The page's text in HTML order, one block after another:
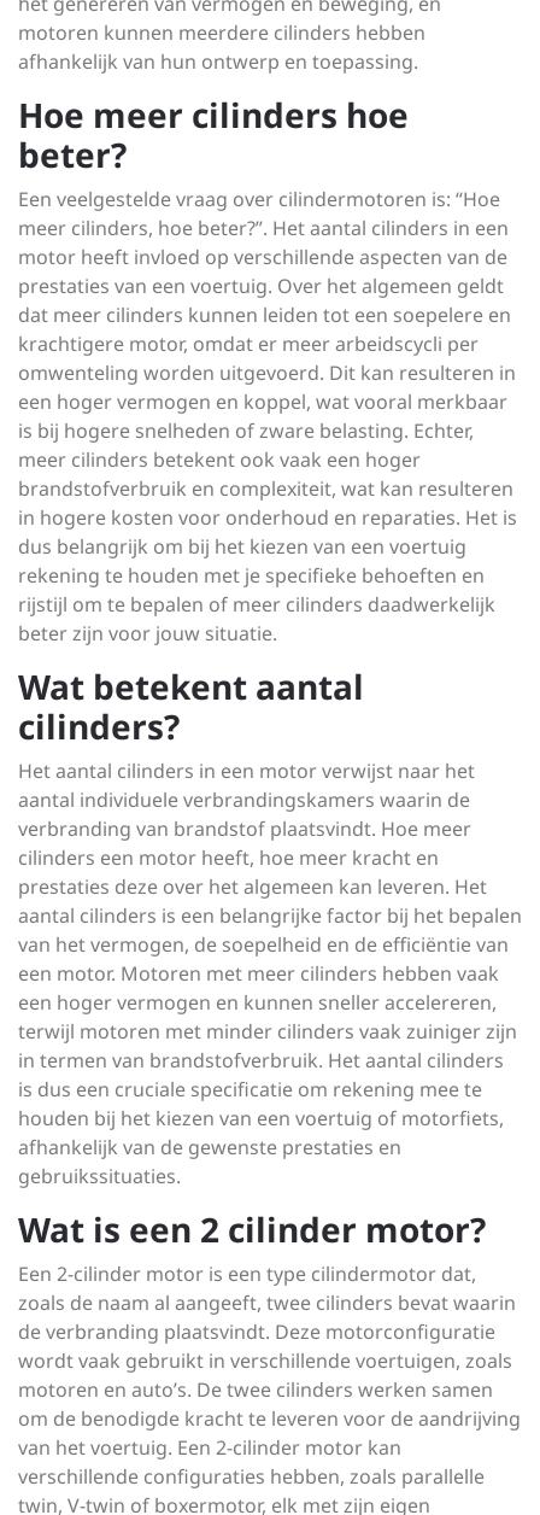
motoren kunnen meerdere cilinders hebben
afhankelijk van hun ontwerp en toepassing.
Hoe meer cilinders hoe
beter?
Een veelgestelde vraag over cilindermotoren is: “Hoe
meer cilinders, hoe beter?”. Het aantal cilinders in een
motor heeft invloed op verschillende aspecten van de
prestaties van een voertuig. Over het algemeen geldt
dat meer cilinders kunnen leiden tot een soepelere en
krachtigere motor, omdat er meer arbeidscycli per
omwenteling worden uitgevoerd. Dit kan resulteren in
een hoger vermogen en koppel, wat vooral merkbaar
is bij hogere snelheden of zware belasting. Echter,
meer cilinders betekent ook vaak een hoger
brandstofverbruik en complexiteit, wat kan resulteren
in hogere kosten voor onderhoud en reparaties. Het is
dus belangrijk om bij het kiezen van een voertuig
rekening te houden met je specifieke behoeften en
rijstijl om te bepalen of meer cilinders daadwerkelijk
beter zijn voor jouw situatie.
Wat betekent aantal
cilinders?
Het aantal cilinders in een motor verwijst naar het
aantal individuele verbrandingskamers waarin de
verbranding van brandstof plaatsvindt. Hoe meer
cilinders een motor heeft, hoe meer kracht en
prestaties deze over het algemeen kan leveren. Het
aantal cilinders is een belangrijke factor bij het bepalen
van het vermogen, de soepelheid en de efficiëntie van
een motor. Motoren met meer cilinders hebben vaak
een hoger vermogen en kunnen sneller accelereren,
terwijl motoren met minder cilinders vaak zuiniger zijn
in termen van brandstofverbruik. Het aantal cilinders
is dus een cruciale specificatie om rekening mee te
houden bij het kiezen van een voertuig of motorfiets,
afhankelijk van de gewenste prestaties en
gebruikssituaties.
Wat is een 2 cilinder motor?
Een 2-cilinder motor is een type cilindermotor dat,
zoals de naam al aangeeft, twee cilinders bevat waarin
de verbranding plaatsvindt. Deze motorconfiguratie
wordt vaak gebruikt in verschillende voertuigen, zoals
motoren en auto’s. De twee cilinders werken samen
om de benodigde kracht te leveren voor de aandrijving
van het voertuig. Een 2-cilinder motor kan
verschillende configuraties hebben, zoals parallelle
twin, V-twin of boxermotor, elk met zijn eigen